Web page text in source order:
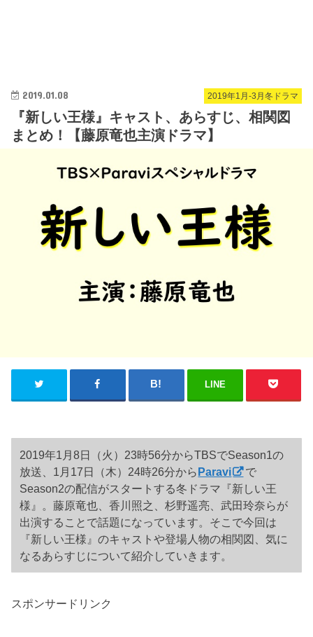
2019年1月-3月冬ドラマ
2019.01.08
『新しい王様』キャスト、あらすじ、相関図
まとめ！【藤原竜也主演ドラマ】
LINE
2019年1月8日（火）23時56分からTBSでSeason1の
放送、1月17日（木）24時26分からParavi
で
Season2の配信がスタートする冬ドラマ『新しい王
様』。藤原竜也、香川照之、杉野遥亮、武田玲奈らが
出演することで話題になっています。そこで今回は
『新しい王様』のキャストや登場人物の相関図、気に
なるあらすじについて紹介していきます。
スポンサードリンク